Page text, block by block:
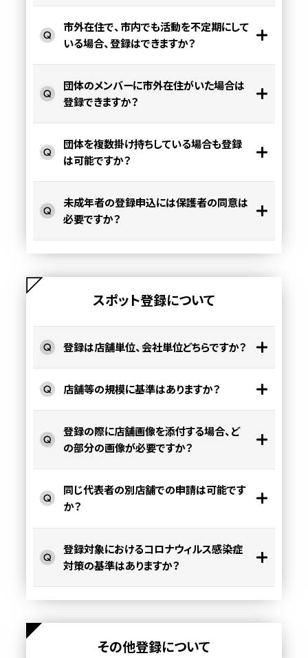
市外在住で、市内でも活動を不定期にして
いる場合、登録はできますか？
団体のメンバーに市外在住がいた場合は
登録できますか？
団体を複数掛け持ちしている場合も登録
は可能ですか？
未成年者の登録申込には保護者の同意は
必要ですか？
スポット登録について
登録は店舗単位、会社単位どちらですか？
店舗等の規模に基準はありますか？
登録の際に店舗画像を添付する場合、ど
の部分の画像が必要ですか？
同じ代表者の別店舗での申請は可能です
か？
登録対象におけるコロナウィルス感染症
対策の基準はありますか？
その他登録について